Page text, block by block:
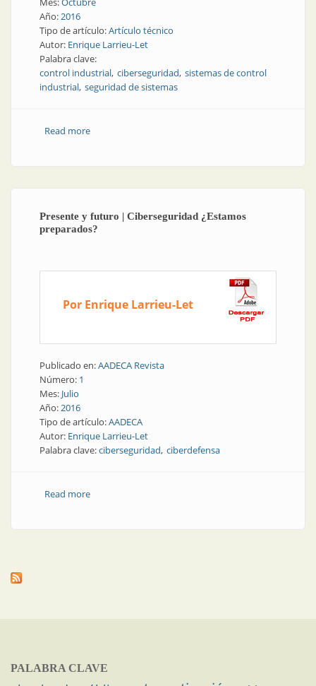
Año:2016
Tipo de artículo:Artículo técnico
Autor: Enrique Larrieu-Let
Palabra clave:
control industrial ciberseguridad sistemas de control
industrial seguridad de sistemas
Read moreabout Artículo técnico | Seguridad de los sistemas de
Presente y futuro | Ciberseguridad ¿Estamos
preparados?
Por Enrique Larrieu-Let
Publicado en:AADECA Revista
Número: 1
Mes: Julio
Año:2016
Tipo de artículo:AADECA
Autor: Enrique Larrieu-Let
Palabra clave:ciberseguridad ciberdefensa
Read moreabout Presente y futuro | Ciberseguridad ¿Estamos
PALABRA CLAVE